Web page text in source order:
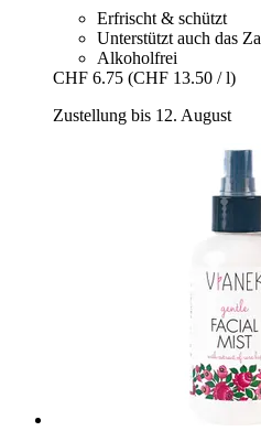
Erfrischt & schützt
Unterstützt auch das
Alkoholfrei
CHF 6.75 (CHF 13.50 / l)
Zustellung bis 12. August